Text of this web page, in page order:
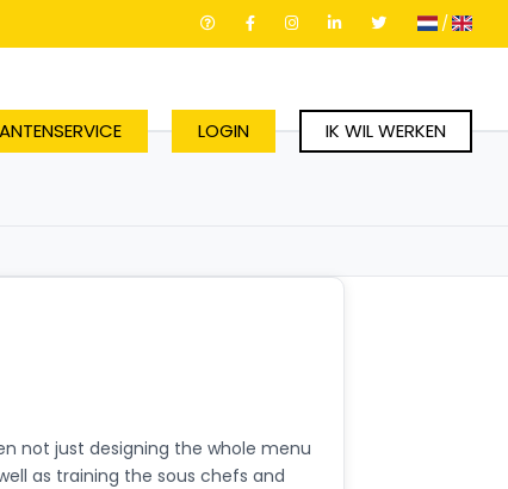
/
LOGIN IK WIL WERKEN
not just designing the whole menu
as training the sous chefs and